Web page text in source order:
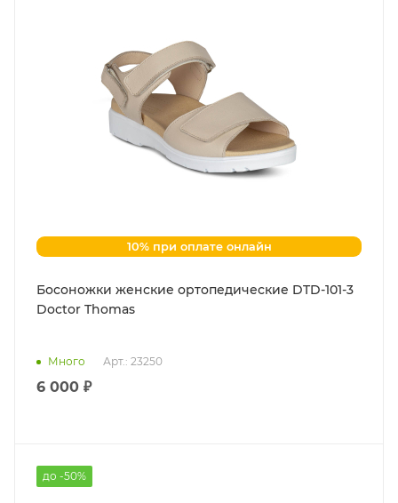
10% при оплате онлайн
Босоножки женские ортопедические DTD-101-3
Doctor Thomas
Много Арт.: 23250
6 000 ₽
до -50%